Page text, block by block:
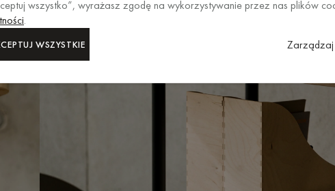
wszystko”, wyrażasz zgodę na wykorzystywanie przez nas plików
.
WSZYSTKIE Zarządzaj